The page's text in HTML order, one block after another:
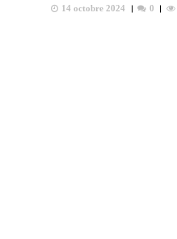
14 octobre 2024 0